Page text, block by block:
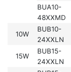
BUA10-
48XXMD
10W
BUB10-
24XXLN
15W
BUB15-
24XXLN